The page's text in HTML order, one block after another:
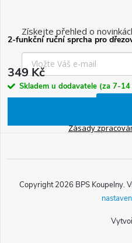
2-funkční ruční sprcha pro
349 Kč
Skladem u dodavatele (za 7-
Získejte přehled o
Zásady
Copyright 2026 BPS Koupelny.